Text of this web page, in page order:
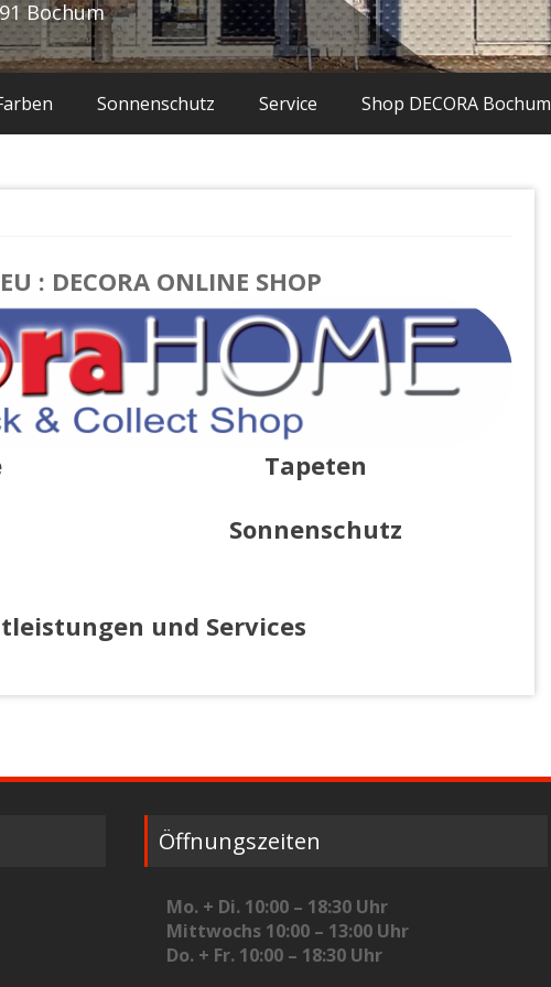
Bochum
Sonnenschutz Service Shop DECORA Bochum
: DECORA ONLINE SHOP
Tapeten
Sonnenschutz
und Services
Öffnungszeiten
Mo. + Di. 10:00 – 18:30 Uhr
Mittwochs 10:00 – 13:00 Uhr
Do. + Fr. 10:00 – 18:30 Uhr